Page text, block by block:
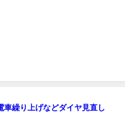
車繰り上げなどダイヤ見直し